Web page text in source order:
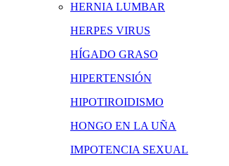
HERNIA LUMBAR
HERPES VIRUS
HÍGADO GRASO
HIPERTENSIÓN
HIPOTIROIDISMO
HONGO EN LA UÑA
IMPOTENCIA SEXUAL